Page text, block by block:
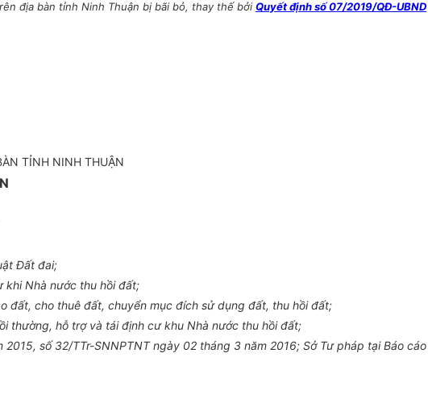
địa bàn tỉnh Ninh Thuận bị bãi bỏ, thay thế bởi Quyết định số 07/2019/QĐ-UBND
TỈNH NINH THUẬN
Đất đai;
khi Nhà nước thu hồi đất;
đất, cho thuê đất, chuyển mục đích sử dụng đất, thu hồi đất;
thường, hỗ trợ và tái định cư khu Nhà nước thu hồi đất;
số 32/TTr-SNNPTNT ngày 02 tháng 3 năm 2016; Sở Tư pháp tại Báo cáo